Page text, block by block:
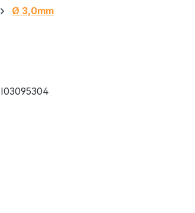
Ø 3,0mm